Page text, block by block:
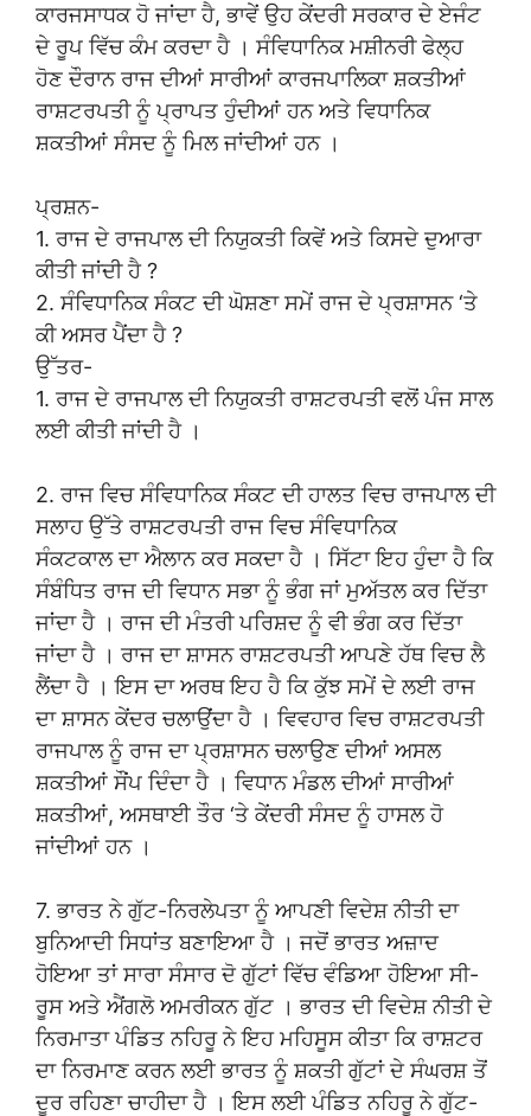
ਕਾਰਜਸਾਧਕ ਹੋ ਜਾਂਦਾ ਹੈ, ਭਾਵੇਂ ਉਹ ਕੇਂਦਰੀ ਸਰਕਾਰ ਦੇ ਏਜੰਟ
ਦੇ ਰੂਪ ਵਿੱਚ ਕੰਮ ਕਰਦਾ ਹੈ । ਸੰਵਿਧਾਨਿਕ ਮਸ਼ੀਨਰੀ ਫੇਲ੍ਹ
ਹੋਣ ਦੌਰਾਨ ਰਾਜ ਦੀਆਂ ਸਾਰੀਆਂ ਕਾਰਜਪਾਲਿਕਾ ਸ਼ਕਤੀਆਂ
ਰਾਸ਼ਟਰਪਤੀ ਨੂੰ ਪ੍ਰਾਪਤ ਹੁੰਦੀਆਂ ਹਨ ਅਤੇ ਵਿਧਾਨਿਕ
ਸ਼ਕਤੀਆਂ ਸੰਸਦ ਨੂੰ ਮਿਲ ਜਾਂਦੀਆਂ ਹਨ ।
ਪ੍ਰਸ਼ਨ-
1. ਰਾਜ ਦੇ ਰਾਜਪਾਲ ਦੀ ਨਿਯੁਕਤੀ ਕਿਵੇਂ ਅਤੇ ਕਿਸਦੇ ਦੁਆਰਾ
ਕੀਤੀ ਜਾਂਦੀ ਹੈ ?
2. ਸੰਵਿਧਾਨਿਕ ਸੰਕਟ ਦੀ ਘੋਸ਼ਣਾ ਸਮੇਂ ਰਾਜ ਦੇ ਪ੍ਰਸ਼ਾਸਨ ‘ਤੇ
ਕੀ ਅਸਰ ਪੈਂਦਾ ਹੈ ?
ਉੱਤਰ-
1. ਰਾਜ ਦੇ ਰਾਜਪਾਲ ਦੀ ਨਿਯੁਕਤੀ ਰਾਸ਼ਟਰਪਤੀ ਵਲੋਂ ਪੰਜ ਸਾਲ
ਲਈ ਕੀਤੀ ਜਾਂਦੀ ਹੈ ।
2. ਰਾਜ ਵਿਚ ਸੰਵਿਧਾਨਿਕ ਸੰਕਟ ਦੀ ਹਾਲਤ ਵਿਚ ਰਾਜਪਾਲ ਦੀ
ਸਲਾਹ ਉੱਤੇ ਰਾਸ਼ਟਰਪਤੀ ਰਾਜ ਵਿਚ ਸੰਵਿਧਾਨਿਕ
ਸੰਕਟਕਾਲ ਦਾ ਐਲਾਨ ਕਰ ਸਕਦਾ ਹੈ । ਸਿੱਟਾ ਇਹ ਹੁੰਦਾ ਹੈ ਕਿ
ਸੰਬੰਧਿਤ ਰਾਜ ਦੀ ਵਿਧਾਨ ਸਭਾ ਨੂੰ ਭੰਗ ਜਾਂ ਮੁਅੱਤਲ ਕਰ ਦਿੱਤਾ
ਜਾਂਦਾ ਹੈ । ਰਾਜ ਦੀ ਮੰਤਰੀ ਪਰਿਸ਼ਦ ਨੂੰ ਵੀ ਭੰਗ ਕਰ ਦਿੱਤਾ
ਜਾਂਦਾ ਹੈ । ਰਾਜ ਦਾ ਸ਼ਾਸਨ ਰਾਸ਼ਟਰਪਤੀ ਆਪਣੇ ਹੱਥ ਵਿਚ ਲੈ
ਲੈਂਦਾ ਹੈ । ਇਸ ਦਾ ਅਰਥ ਇਹ ਹੈ ਕਿ ਕੁੱਝ ਸਮੇਂ ਦੇ ਲਈ ਰਾਜ
ਦਾ ਸ਼ਾਸਨ ਕੇਂਦਰ ਚਲਾਉਂਦਾ ਹੈ । ਵਿਵਹਾਰ ਵਿਚ ਰਾਸ਼ਟਰਪਤੀ
ਰਾਜਪਾਲ ਨੂੰ ਰਾਜ ਦਾ ਪ੍ਰਸ਼ਾਸਨ ਚਲਾਉਣ ਦੀਆਂ ਅਸਲ
ਸ਼ਕਤੀਆਂ ਸੌਂਪ ਦਿੰਦਾ ਹੈ । ਵਿਧਾਨ ਮੰਡਲ ਦੀਆਂ ਸਾਰੀਆਂ
ਸ਼ਕਤੀਆਂ, ਅਸਥਾਈ ਤੌਰ ‘ਤੇ ਕੇਂਦਰੀ ਸੰਸਦ ਨੂੰ ਹਾਸਲ ਹੋ
ਜਾਂਦੀਆਂ ਹਨ ।
7. ਭਾਰਤ ਨੇ ਗੁੱਟ-ਨਿਰਲੇਪਤਾ ਨੂੰ ਆਪਣੀ ਵਿਦੇਸ਼ ਨੀਤੀ ਦਾ
ਬੁਨਿਆਦੀ ਸਿਧਾਂਤ ਬਣਾਇਆ ਹੈ । ਜਦੋਂ ਭਾਰਤ ਅਜ਼ਾਦ
ਹੋਇਆ ਤਾਂ ਸਾਰਾ ਸੰਸਾਰ ਦੋ ਗੁੱਟਾਂ ਵਿੱਚ ਵੰਡਿਆ ਹੋਇਆ ਸੀ-
ਰੂਸ ਅਤੇ ਐਂਗਲੋ ਅਮਰੀਕਨ ਗੁੱਟ । ਭਾਰਤ ਦੀ ਵਿਦੇਸ਼ ਨੀਤੀ ਦੇ
ਨਿਰਮਾਤਾ ਪੰਡਿਤ ਨਹਿਰੂ ਨੇ ਇਹ ਮਹਿਸੂਸ ਕੀਤਾ ਕਿ ਰਾਸ਼ਟਰ
ਦਾ ਨਿਰਮਾਣ ਕਰਨ ਲਈ ਭਾਰਤ ਨੂੰ ਸ਼ਕਤੀ ਗੁੱਟਾਂ ਦੇ ਸੰਘਰਸ਼ ਤੋਂ
ਦੂਰ ਰਹਿਣਾ ਚਾਹੀਦਾ ਹੈ । ਇਸ ਲਈ ਪੰਡਿਤ ਨਹਿਰੂ ਨੇ ਗੁੱਟ-